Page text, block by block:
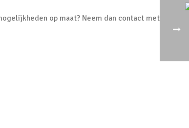
op maat? Neem dan contact met